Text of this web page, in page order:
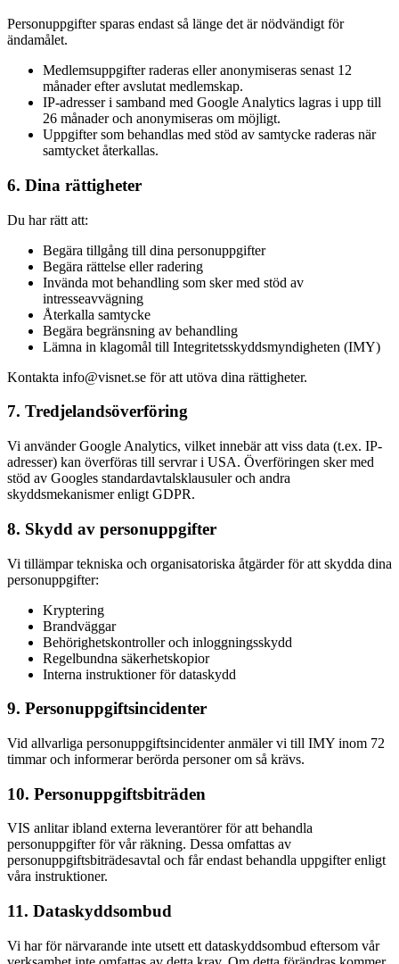
Personuppgifter sparas endast så länge det är nödvändigt för
ändamålet.
Medlemsuppgifter raderas eller anonymiseras senast 12
månader efter avslutat medlemskap.
IP-adresser i samband med Google Analytics lagras i upp till
26 månader och anonymiseras om möjligt.
Uppgifter som behandlas med stöd av samtycke raderas när
samtycket återkallas.
6. Dina rättigheter
Du har rätt att:
Begära tillgång till dina personuppgifter
Begära rättelse eller radering
Invända mot behandling som sker med stöd av
intresseavvägning
Återkalla samtycke
Begära begränsning av behandling
Lämna in klagomål till Integritetsskyddsmyndigheten (IMY)
Kontakta info@visnet.se för att utöva dina rättigheter.
7. Tredjelandsöverföring
Vi använder Google Analytics, vilket innebär att viss data (t.ex. IP-
adresser) kan överföras till servrar i USA. Överföringen sker med
stöd av Googles standardavtalsklausuler och andra
skyddsmekanismer enligt GDPR.
8. Skydd av personuppgifter
Vi tillämpar tekniska och organisatoriska åtgärder för att skydda dina
personuppgifter:
Kryptering
Brandväggar
Behörighetskontroller och inloggningsskydd
Regelbundna säkerhetskopior
Interna instruktioner för dataskydd
9. Personuppgiftsincidenter
Vid allvarliga personuppgiftsincidenter anmäler vi till IMY inom 72
timmar och informerar berörda personer om så krävs.
10. Personuppgiftsbiträden
VIS anlitar ibland externa leverantörer för att behandla
personuppgifter för vår räkning. Dessa omfattas av
personuppgiftsbiträdesavtal och får endast behandla uppgifter enligt
våra instruktioner.
11. Dataskyddsombud
Vi har för närvarande inte utsett ett dataskyddsombud eftersom vår